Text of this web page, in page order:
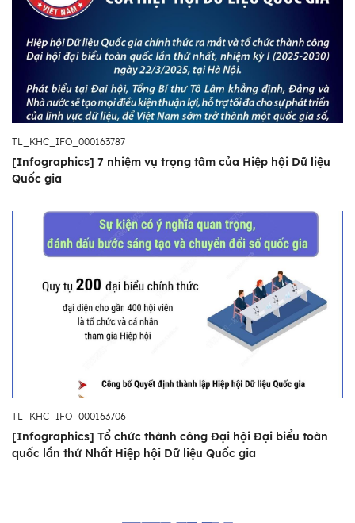
TL_KHC_IFO_000163787
[Infographics] 7 nhiệm vụ trọng tâm của Hiệp hội Dữ liệu
Quốc gia
TL_KHC_IFO_000163706
[Infographics] Tổ chức thành công Đại hội Đại biểu toàn
quốc lần thứ Nhất Hiệp hội Dữ liệu Quốc gia